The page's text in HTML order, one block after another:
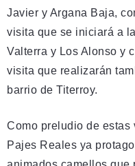
Javier y Argana Baja,
visita que se iniciará a
Valterra y Los Alonso y
visita que realizarán
barrio de Titerroy.
Como preludio de
Pajes Reales ya